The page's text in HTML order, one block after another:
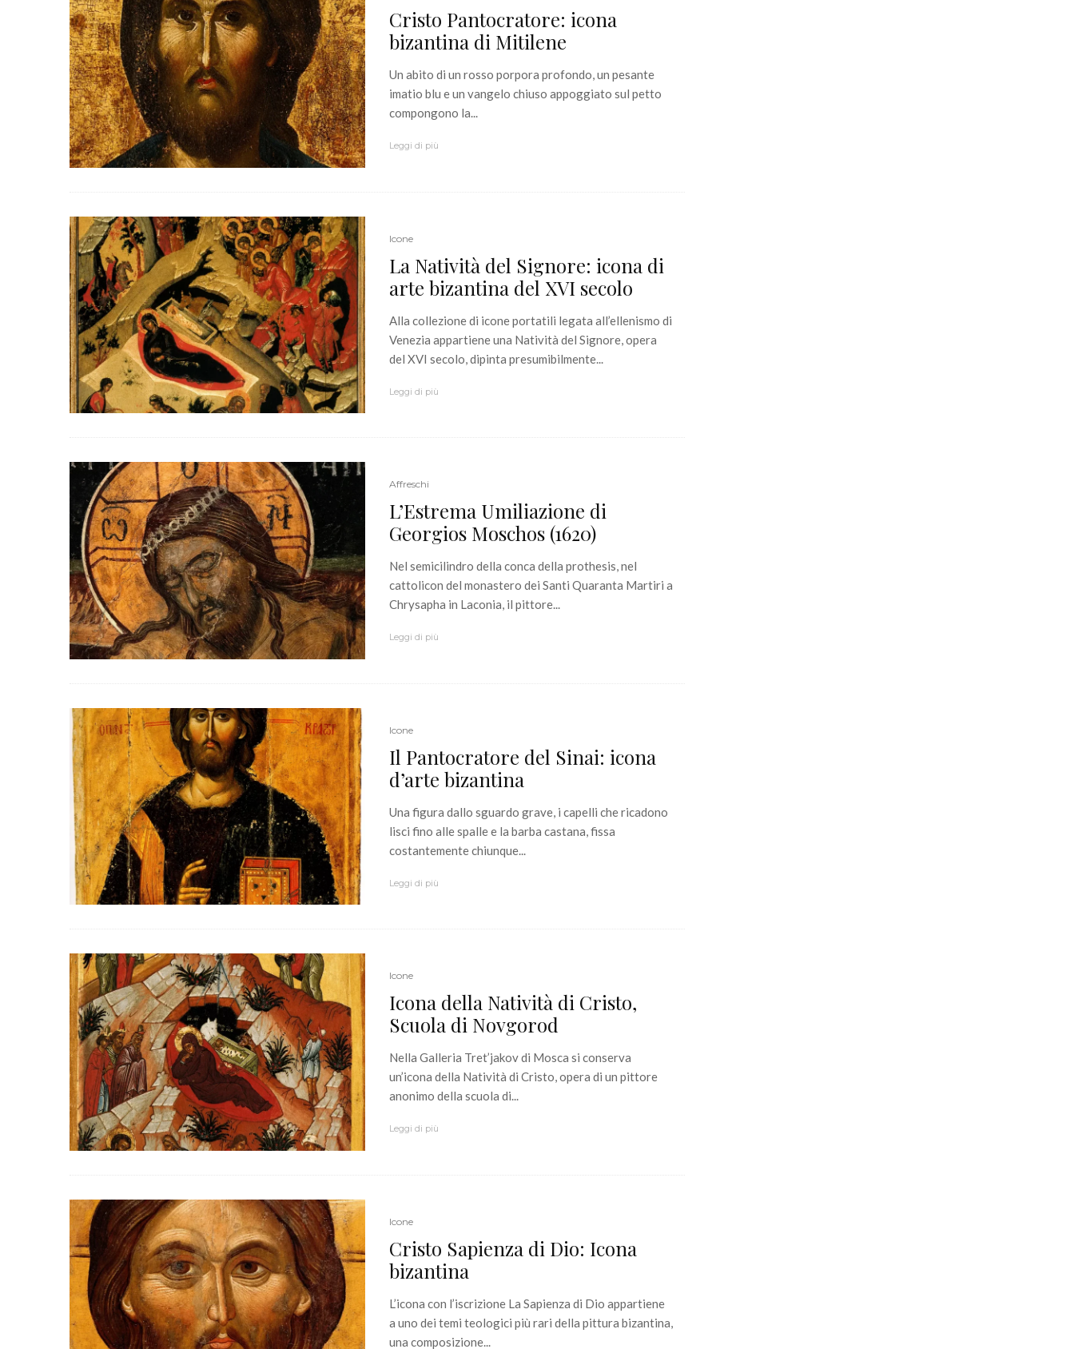
Cristo Pantocratore: icona
bizantina di Mitilene
Un abito di un rosso porpora profondo, un pesante
imatio blu e un vangelo chiuso appoggiato sul petto
compongono la...
Leggi di più
Icone
La Natività del Signore: icona di
arte bizantina del XVI secolo
Alla collezione di icone portatili legata all’ellenismo di
Venezia appartiene una Natività del Signore, opera
del XVI secolo, dipinta presumibilmente...
Leggi di più
Affreschi
L’Estrema Umiliazione di
Georgios Moschos (1620)
Nel semicilindro della conca della prothesis, nel
cattolicon del monastero dei Santi Quaranta Martiri a
Chrysapha in Laconia, il pittore...
Leggi di più
Icone
Il Pantocratore del Sinai: icona
d’arte bizantina
Una figura dallo sguardo grave, i capelli che ricadono
lisci fino alle spalle e la barba castana, fissa
costantemente chiunque...
Leggi di più
Icone
Icona della Natività di Cristo,
Scuola di Novgorod
Nella Galleria Tret’jakov di Mosca si conserva
un’icona della Natività di Cristo, opera di un pittore
anonimo della scuola di...
Leggi di più
Icone
Cristo Sapienza di Dio: Icona
bizantina
L’icona con l’iscrizione La Sapienza di Dio appartiene
a uno dei temi teologici più rari della pittura bizantina,
una composizione...